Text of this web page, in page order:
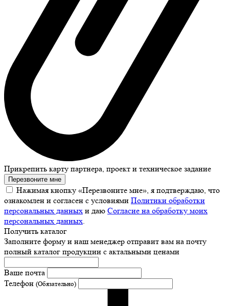
Прикрепить карту партнера, проект и техническое задание
Перезвоните мне
Нажимая кнопку «Перезвоните мне», я подтверждаю, что
ознакомлен и согласен с условиями Политики обработки
персональных данных и даю Согласие на обработку моих
персональных данных
Получить каталог
Заполните форму и наш менеджер отправит вам на почту
полный каталог продукции с актальными ценами
Ваше почта
Телефон (Обязательно)